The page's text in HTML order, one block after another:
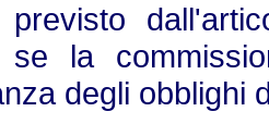
se la
degli obblighi